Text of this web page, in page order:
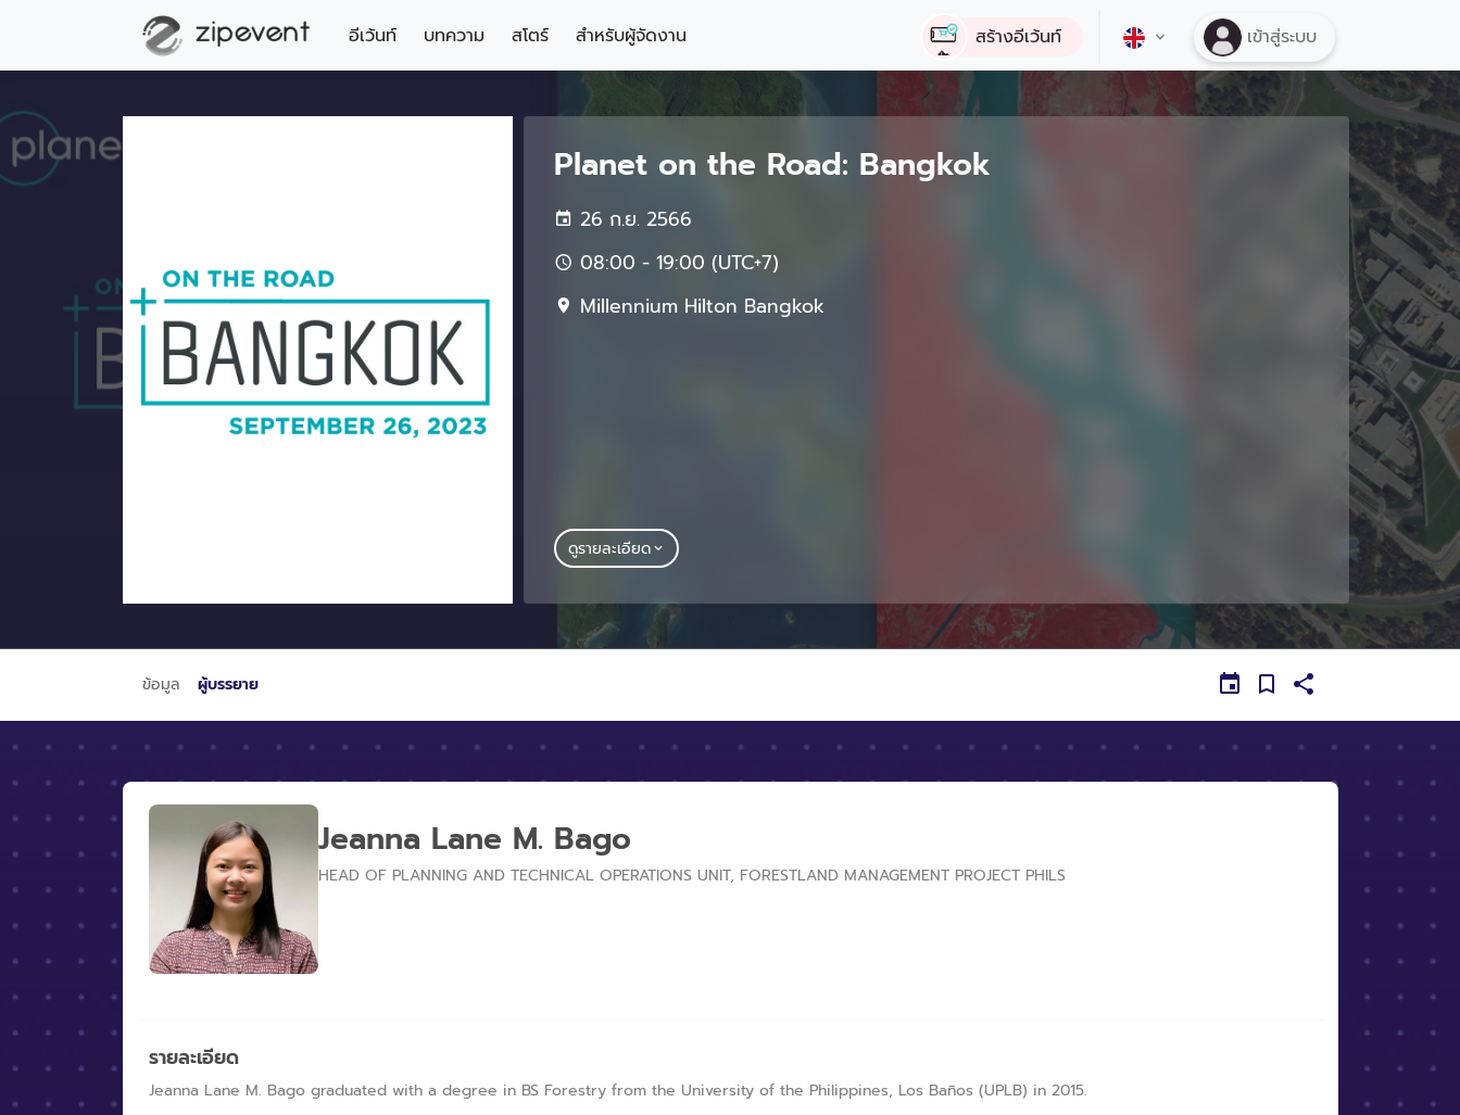
อีเว้นท์ บทความ สโตร์ สำหรับผู้จัดงาน สร้างอีเว้นท์ เข้าสู่ระบบ
Planet on the Road: Bangkok
26 ก.ย. 2566
08:00 - 19:00 (UTC+7)
Millennium Hilton Bangkok
ดูรายละเอียด
ข้อมูล ผู้บรรยาย
Jeanna Lane M. Bago
HEAD OF PLANNING AND TECHNICAL OPERATIONS UNIT, FORESTLAND MANAGEMENT PROJECT PHILS
รายละเอียด
Jeanna Lane M. Bago graduated with a degree in BS Forestry from the University of the Philippines, Los Baños (UPLB) in 2015.